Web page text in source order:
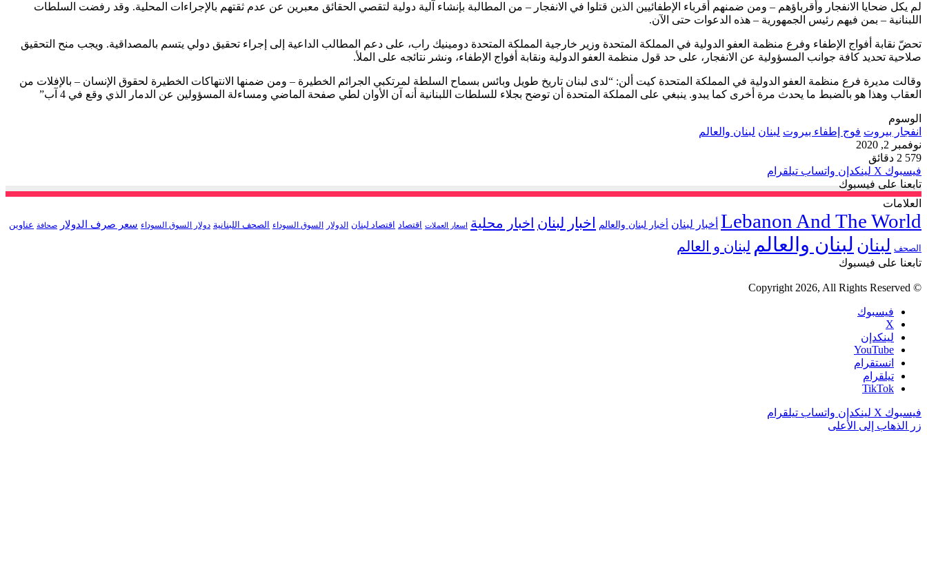
لم يكل ضحايا الانفجار وأقرباؤهم – ومن ضمنهم أقرباء الإطفائيين الذين قتلوا في الانفجار – من المطالبة بإنشاء آلية دولية لتقصي الحقائق معبرين عن عدم ثقتهم بالإجراءات المحلية. وقد رفضت السلطات
اللبنانية – بمن فيهم رئيس الجمهورية – هذه الدعوات حتى الآن.
تحضّ نقابة أفواج الإطفاء وفرع منظمة العفو الدولية في المملكة المتحدة وزير خارجية المملكة المتحدة دومينيك راب، على دعم المطالب الداعية إلى إجراء تحقيق دولي يتسم بالمصداقية. ويجب منح التحقيق
صلاحية تحديد كافة جوانب المسؤولية عن الانفجار، على حد قول منظمة العفو الدولية ونقابة أفواج الإطفاء، ونشر نتائجه على الملأ.
وقالت مديرة فرع منظمة العفو الدولية في المملكة المتحدة كيت ألن: “لدى لبنان تاريخ طويل وبائس بسماح السلطة لمرتكبي الجرائم الخطيرة – ومن ضمنها الانتهاكات الخطيرة لحقوق الإنسان – بالإفلات من
العقاب وهذا هو بالضبط ما يحدث مرة أخرى كما يبدو. ينبغي على المملكة المتحدة أن توضح بجلاء للسلطات اللبنانية أنه آن الأوان لطي صفحة الماضي ومساءلة المسؤولين عن الدمار الذي وقع في 4 آب”
الوسوم
انفجار بيروت فوج إطفاء بيروت لبنان لبنان والعالم
نوفمبر 2, 2020
579 2 دقائق
فيسبوك ‫X لينكدإن واتساب تيلقرام
تابعنا على فيسبوك
العلامات
Lebanon And The World أخبار لبنان أخبار لبنان والعالم اخبار لبنان اخبار محلية اسعار العملات اقتصاد اقتصاد لبنان الدولار السوق السوداء الصحف اللبنانية دولار السوق السوداء سعر صرف الدولار صحافة عناوين
الصحف لبنان لبنان والعالم لبنان و العالم
تابعنا على فيسبوك
© Copyright 2026, All Rights Reserved
فيسبوك
‫X
لينكدإن
‫YouTube
انستقرام
تيلقرام
‫TikTok
فيسبوك ‫X لينكدإن واتساب تيلقرام
زر الذهاب إلى الأعلى